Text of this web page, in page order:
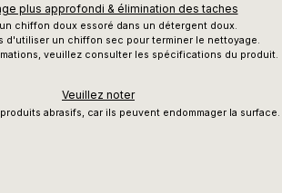
plus approfondi & élimination des taches
chiffon doux essoré dans un détergent doux.
d'utiliser un chiffon sec pour terminer le nettoyage.
veuillez consulter les spécifications du produit.
Veuillez noter
abrasifs, car ils peuvent endommager la surface.